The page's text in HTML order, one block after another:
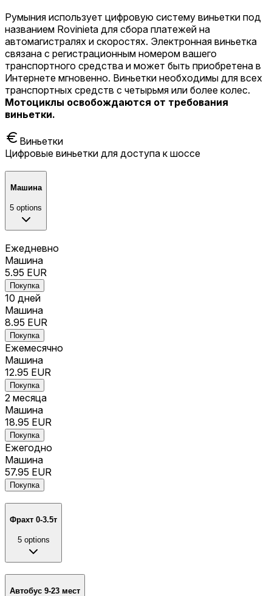
Румыния использует цифровую систему виньетки под
названием Rovinieta для сбора платежей на
автомагистралях и скоростях. Электронная виньетка
связана с регистрационным номером вашего
транспортного средства и может быть приобретена в
Интернете мгновенно. Виньетки необходимы для всех
транспортных средств с четырьмя или более колес.
Мотоциклы освобождаются от требования
виньетки.
Виньетки
Цифровые виньетки для доступа к шоссе
Машина
5 options
Ежедневно
Машина
5.95 EUR
Покупка
10 дней
Машина
8.95 EUR
Покупка
Ежемесячно
Машина
12.95 EUR
Покупка
2 месяца
Машина
18.95 EUR
Покупка
Ежегодно
Машина
57.95 EUR
Покупка
Фрахт 0-3.5т
5 options
Автобус 9-23 мест